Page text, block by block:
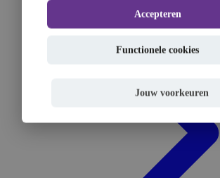
Accepteren
Functionele cookies
Jouw voorkeuren